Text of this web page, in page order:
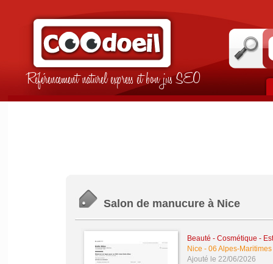
Référencement naturel express et bon jus SEO
Salon de manucure à Nice
Beauté - Cosmétique -
Nice - 06 Alpes-Maritimes
Ajouté le 22/06/2026